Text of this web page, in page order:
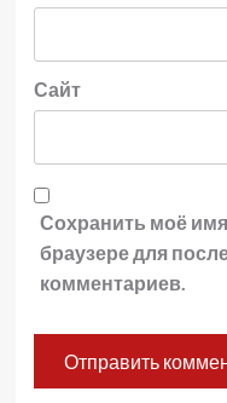
Сайт
Сохранить моё
браузере для
комментариев.